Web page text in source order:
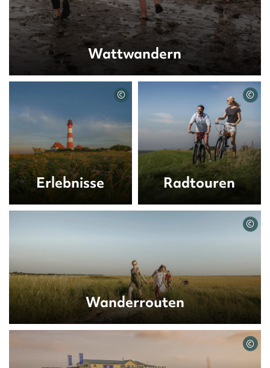
Wattwandern
Erlebnisse
©
Radtouren
©
Wanderrouten
©
©